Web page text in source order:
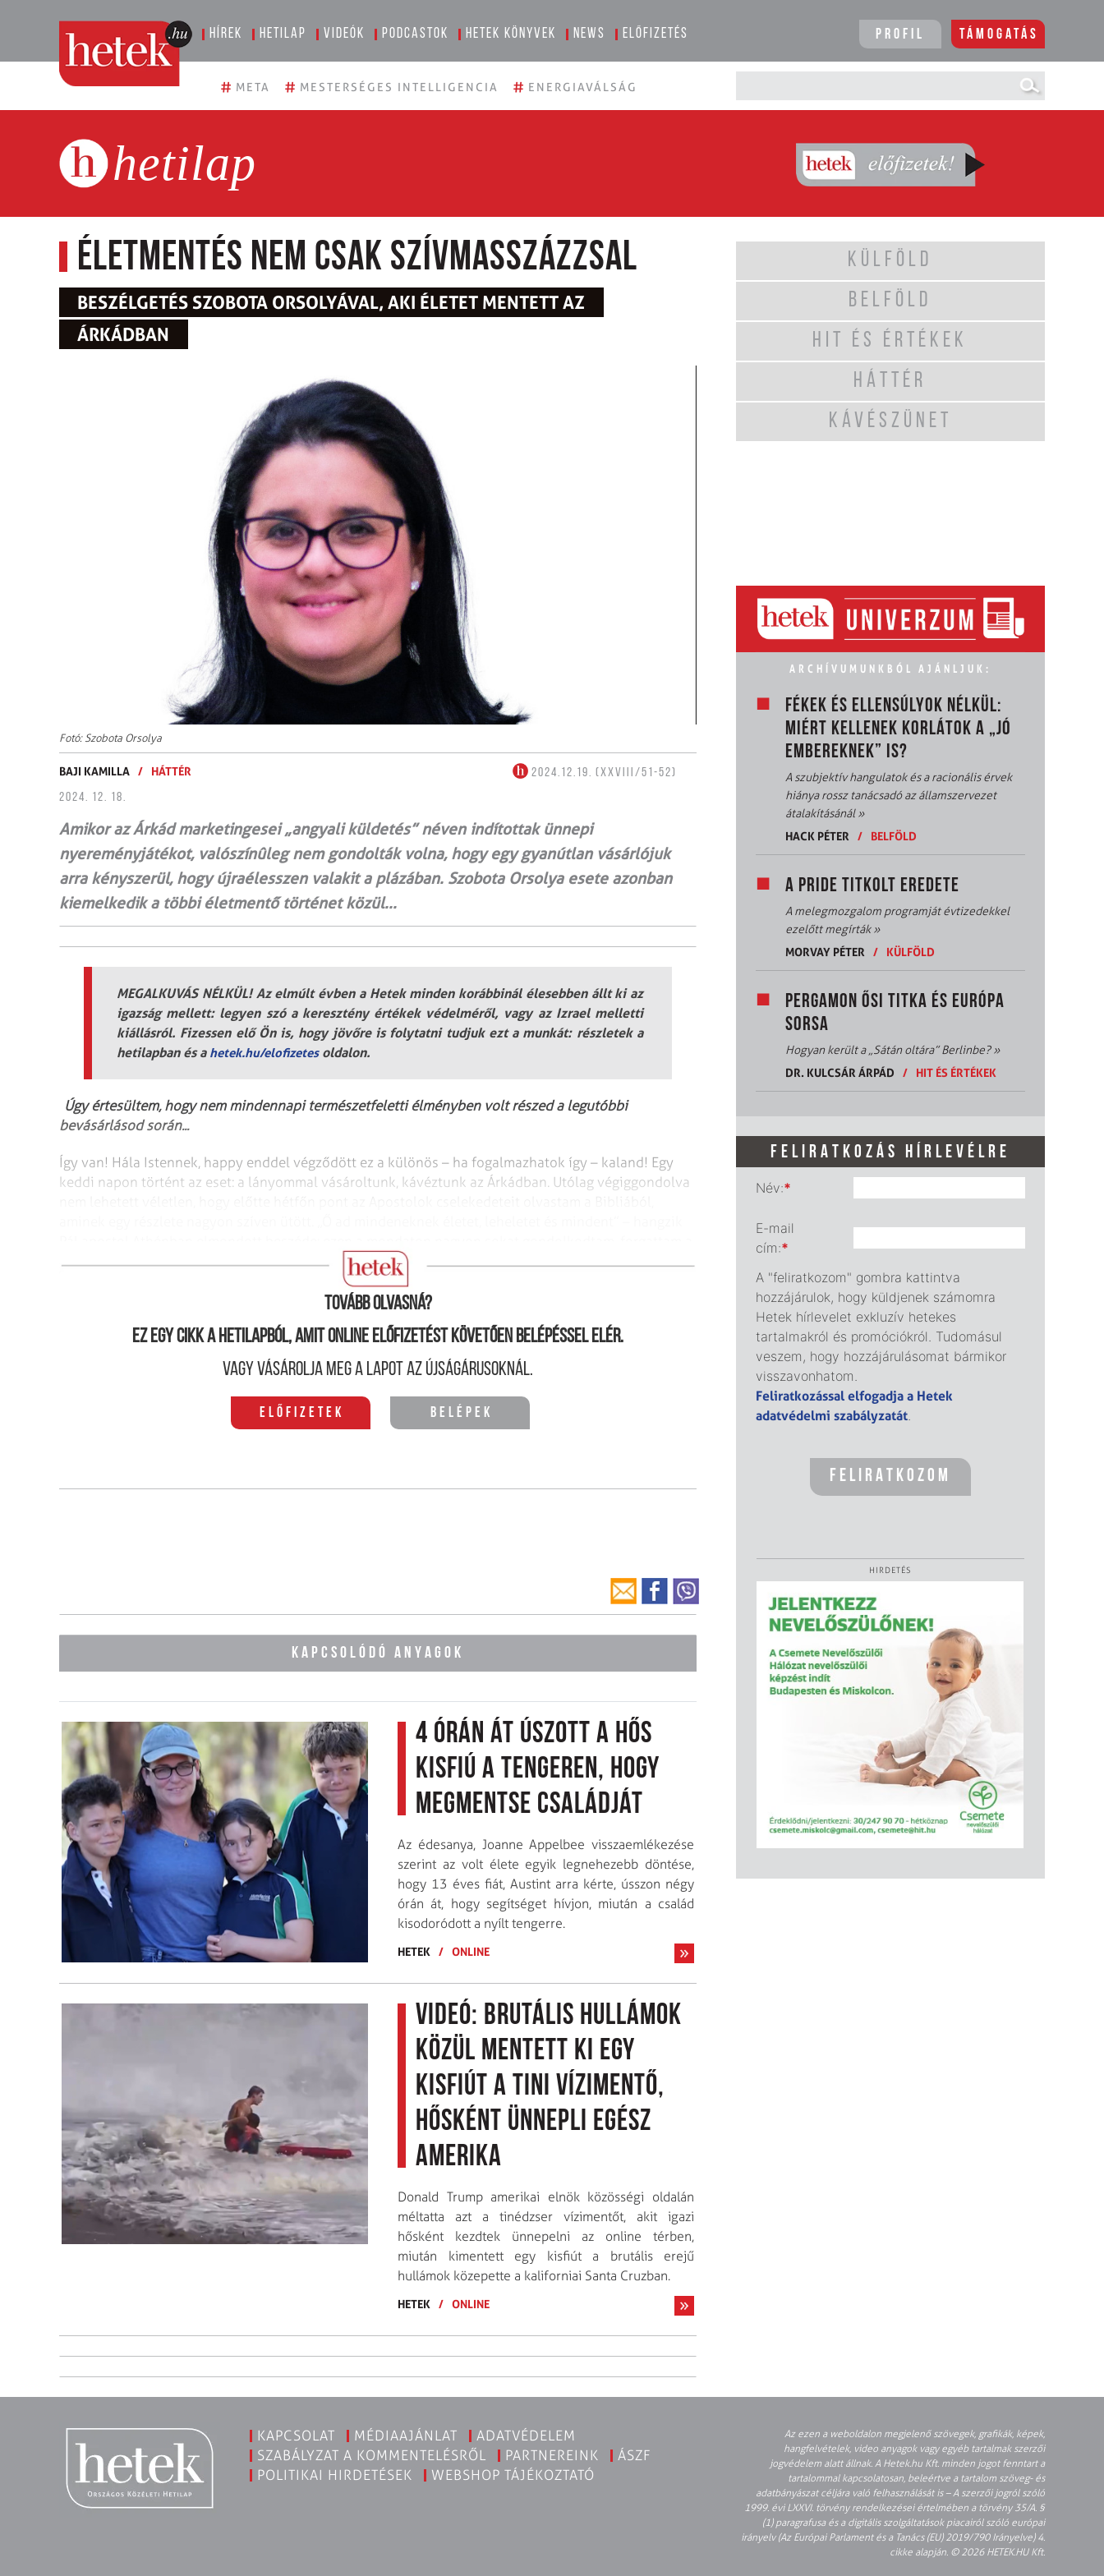
Hírek Hetilap Videók Podcastok Hetek könyvek News Előfizetés Profil Támogatás
# META # MESTERSÉGES INTELLIGENCIA # ENERGIAVÁLSÁG
hetilap
Életmentés nem csak szívmasszázzsal
BESZÉLGETÉS SZOBOTA ORSOLYÁVAL, AKI ÉLETET MENTETT AZ
ÁRKÁDBAN
Fotó: Szobota Orsolya
BAJI KAMILLA / HÁTTÉR
2024.12.19. (XXVIII/51-52)
2024. 12. 18.
Amikor az Árkád marketingesei „angyali küldetés” néven indítottak ünnepi
nyereményjátékot, valószínûleg nem gondolták volna, hogy egy gyanútlan vásárlójuk
arra kényszerül, hogy újraélesszen valakit a plázában. Szobota Orsolya esete azonban
kiemelkedik a többi életmentő történet közül...
MEGALKUVÁS NÉLKÜL! Az elmúlt évben a Hetek minden korábbinál élesebben állt ki az
igazság mellett: legyen szó a keresztény értékek védelméről, vagy az Izrael melletti
kiállásról. Fizessen elő Ön is, hogy jövőre is folytatni tudjuk ezt a munkát: részletek a
hetilapban és a hetek.hu/elofizetesoldalon.
Úgy értesültem, hogy nem mindennapi természetfeletti élményben volt részed a legutóbbi
bevásárlásod során...
Így van! Hála Istennek, happy enddel végződött ez a különös – ha fogalmazhatok így – kaland! Egy
keddi napon történt az eset: a lányommal vásároltunk, kávéztunk az Árkádban. Utólag végiggondolva
szívemben.
Tovább olvasná?
Ez egy cikk a hetilapból, amit online előfizetést követően belépéssel elér.
Vagy vásárolja meg a lapot az újságárusoknál.
Előfizetek Belépek
KAPCSOLÓDÓ ANYAGOK
4 órán át úszott a hős
kisfiú a tengeren, hogy
megmentse családját
Az édesanya, Joanne Appelbee visszaemlékezése
szerint az volt élete egyik legnehezebb döntése,
hogy 13 éves fiát, Austint arra kérte, ússzon négy
órán át, hogy segítséget hívjon, miután a család
kisodoródott a nyílt tengerre.
HETEK / ONLINE
Videó: Brutális hullámok
közül mentett ki egy
kisfiút a tini vízimentő,
hősként ünnepli egész
Amerika
Donald Trump amerikai elnök közösségi oldalán
méltatta azt a tinédzser vízimentőt, akit igazi
hősként kezdtek ünnepelni az online térben,
miután kimentett egy kisfiút a brutális erejű
hullámok közepette a kaliforniai Santa Cruzban.
HETEK / ONLINE
KÜLFÖLD
BELFÖLD
HIT ÉS ÉRTÉKEK
HÁTTÉR
KÁVÉSZÜNET
ARCHÍVUMUNKBÓL AJÁNLJUK:
FÉKEK ÉS ELLENSÚLYOK NÉLKÜL:
MIÉRT KELLENEK KORLÁTOK A „JÓ
EMBEREKNEK” IS?
A szubjektív hangulatok és a racionális érvek
hiánya rossz tanácsadó az államszervezet
átalakításánál»
HACK PÉTER
/ BELFÖLD
A PRIDE TITKOLT EREDETE
A melegmozgalom programját évtizedekkel
ezelőtt megírták»
MORVAY PÉTER
/ KÜLFÖLD
PERGAMON ŐSI TITKA ÉS EURÓPA
SORSA
Hogyan került a „Sátán oltára” Berlinbe?»
DR. KULCSÁR ÁRPÁD
/ HIT ÉS ÉRTÉKEK
FELIRATKOZÁS HÍRLEVÉLRE
Név:*
E-mail
cím:*
A "feliratkozom" gombra kattintva
hozzájárulok, hogy küldjenek számomra
Hetek hírlevelet exkluzív hetekes
tartalmakról és promóciókról. Tudomásul
veszem, hogy hozzájárulásomat bármikor
visszavonhatom.
Feliratkozással elfogadja a Hetek
adatvédelmi szabályzatát.
HIRDETÉS
KAPCSOLAT MÉDIAAJÁNLAT
ADATVÉDELEM
SZABÁLYZAT A KOMMENTELÉSRŐL
PARTNEREINK
ÁSZF
POLITIKAI HIRDETÉSEK
WEBSHOP TÁJÉKOZTATÓ
Az ezen a weboldalon megjelenő szövegek, grafikák, képek,
hangfelvételek, video anyagok vagy egyéb tartalmak szerzői
jogvédelem alatt állnak. A Hetek.hu Kft. minden jogot fenntart a
tartalommal kapcsolatosan, beleértve a tartalom szöveg- és
adatbányászat céljára való felhasználását is – A szerzői jogról szóló
1999. évi LXXVI. törvény rendelkezései értelmében a törvény 35/A. §
(1) paragrafusa és a digitális szolgáltatások piacairól szóló európai
irányelv (Az Európai Parlament és a Tanács (EU) 2019/790 Irányelve) 4.
cikke alapján. © 2026 HETEK.HU Kft.